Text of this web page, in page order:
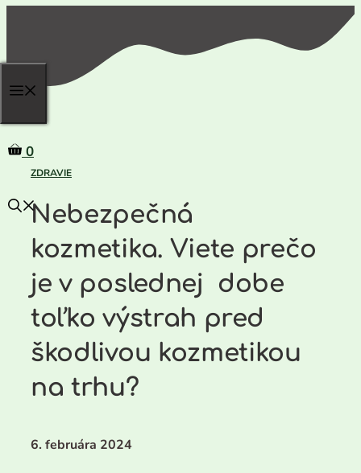
obsah
0
ZDRAVIE
Nebezpečná
kozmetika. Viete prečo
je v poslednej dobe
toľko výstrah pred
škodlivou kozmetikou
na trhu?
6. februára 2024